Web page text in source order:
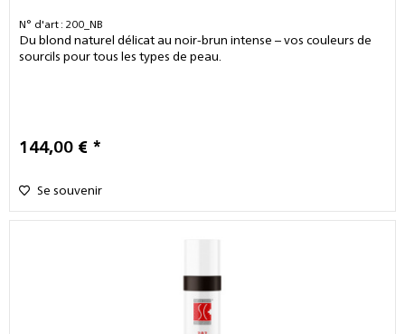
N° d'art : 200_NB
Du blond naturel délicat au noir-brun intense – vos couleurs de
sourcils pour tous les types de peau.
144,00 € *
Se souvenir